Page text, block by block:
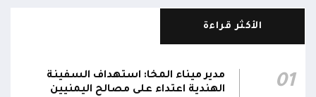
سفينة نفطية قبالة محطة كهرباء المخا باستخدام
زورق مفخخ
الأكثر قراءة
01
مدير ميناء المخا: استهداف السفينة
الهندية اعتداء على مصالح اليمنيين